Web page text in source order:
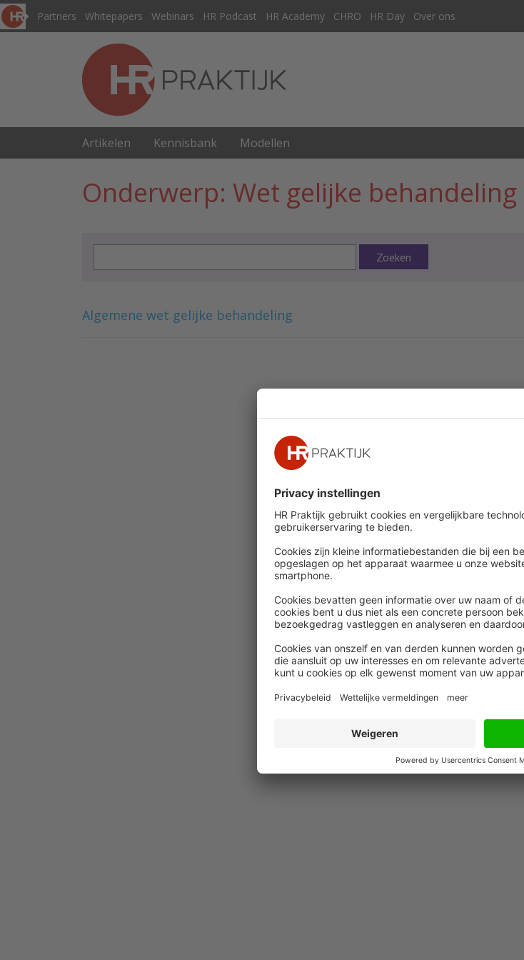
Partners Whitepapers Webinars HR Podcast HR Academy CHRO HR Day Over ons
Artikelen Kennisbank Modellen
Onderwerp: Wet gelijke behandeling
Zoeken
Algemene wet gelijke behandeling